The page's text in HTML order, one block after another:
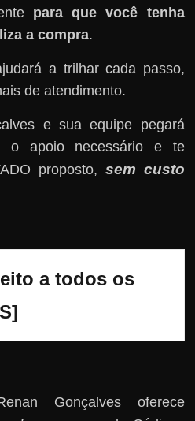
para que você tenha
a compra.
a trilhar cada passo,
de atendimento.
e sua equipe pegará
o apoio necessário e te
proposto, sem custo
a todos os
Gonçalves oferece